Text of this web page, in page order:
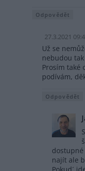
Odpovědět
27.3.2021
Už se
nebudou
Prosím také
podívám,
Odpovědět
najít ale